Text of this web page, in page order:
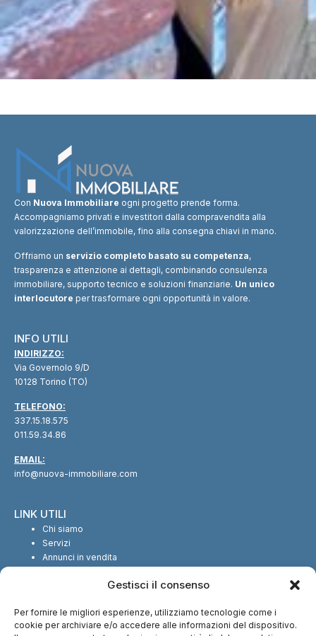
Gestisci il consenso
Per fornire le migliori esperienze, utilizziamo tecnologie come i
cookie per archiviare e/o accedere alle informazioni del dispositivo.
Con Nuova Immobiliare ogni progetto prende forma.
Accompagniamo privati e investitori dalla compravendita alla
valorizzazione dell’immobile, fino alla consegna chiavi in mano.
Offriamo un servizio completo basato su competenza,
trasparenza e attenzione ai dettagli, combinando consulenza
immobiliare, supporto tecnico e soluzioni finanziarie. Un unico
interlocutore per trasformare ogni opportunità in valore.
INFO UTILI
INDIRIZZO:
Via Governolo 9/D
10128 Torino (TO)
TELEFONO:
337.15.18.575
011.59.34.86
EMAIL:
info@nuova-immobiliare.com
LINK UTILI
Chi siamo
Servizi
Annunci in vendita
SEGUICI SUI SOCIAL